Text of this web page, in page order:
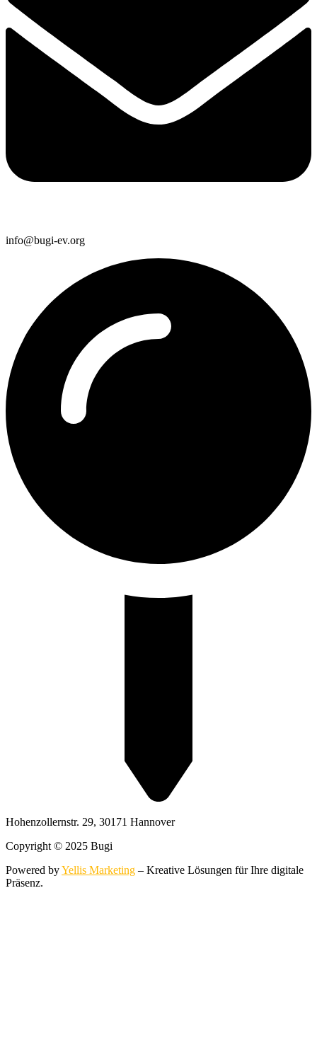
info@bugi-ev.org
Hohenzollernstr. 29, 30171 Hannover
Copyright © 2025 Bugi
Powered byYellis Marketing – Kreative Lösungen für Ihre digitale
Präsenz.